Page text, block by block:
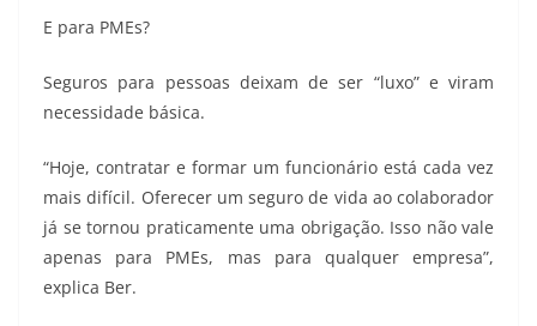
E para PMEs?
Seguros para pessoas deixam de ser “luxo” e viram
necessidade básica.
“Hoje, contratar e formar um funcionário está cada vez
mais difícil. Oferecer um seguro de vida ao colaborador
já se tornou praticamente uma obrigação. Isso não vale
apenas para PMEs, mas para qualquer empresa”,
explica Ber.